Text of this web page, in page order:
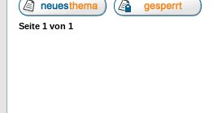
Seite 1 von 1